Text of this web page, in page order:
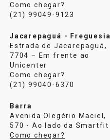
Como chegar?
(21) 99049-9123
Jacarepaguá - Freguesia
Estrada de Jacarepaguá,
7704 – Em frente ao
Unicenter
Como chegar?
(21) 99040-6370
Barra
Avenida Olegério Maciel,
570 - Ao lado da Smartfit
Como chegar?